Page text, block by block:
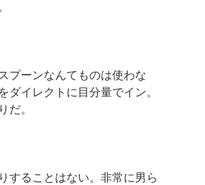
プーンなんてものは使わな
ダイレクトに目分量でイン。
だ。
することはない。非常に男ら